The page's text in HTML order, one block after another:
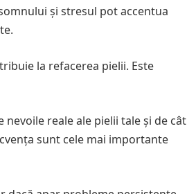
și stresul pot accentua
la refacerea pielii. Este
reale ale pielii tale și de cât
sunt cele mai importante